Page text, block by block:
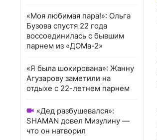
«Моя любимая пара!»: Ольга
Бузова спустя 22 года
воссоединилась с бывшим
парнем из «ДОМа-2»
«Я была шокирована»: Жанну
Агузарову заметили на
отдыхе с 22-летнем парнем
«Дед разбушевался»:
SHAMAN довел Мизулину —
что он натворил